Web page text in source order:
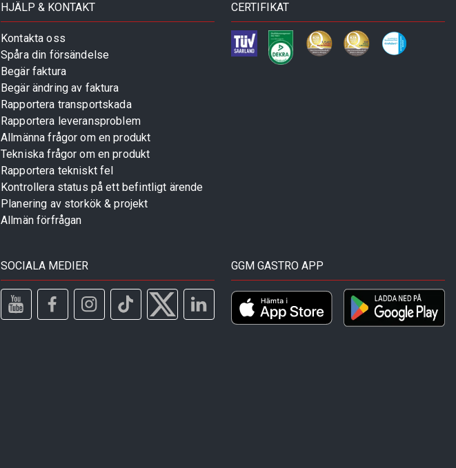
HJÄLP & KONTAKT
Kontakta oss
Spåra din försändelse
Begär faktura
Begär ändring av faktura
Rapportera transportskada
Rapportera leveransproblem
Allmänna frågor om en produkt
Tekniska frågor om en produkt
Rapportera tekniskt fel
Kontrollera status på ett befintligt ärende
Planering av storkök & projekt
Allmän förfrågan
CERTIFIKAT
SOCIALA MEDIER GGM GASTRO APP